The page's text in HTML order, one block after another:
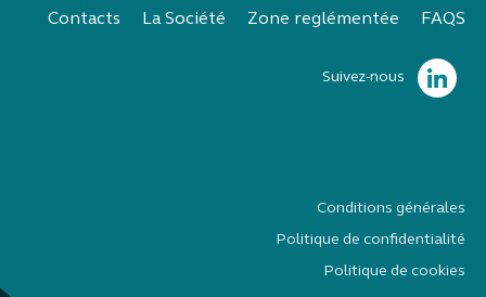
Contacts La Société Zone reglémentée FAQS
Suivez-nous
Conditions générales
Politique de confidentialité
Politique de cookies